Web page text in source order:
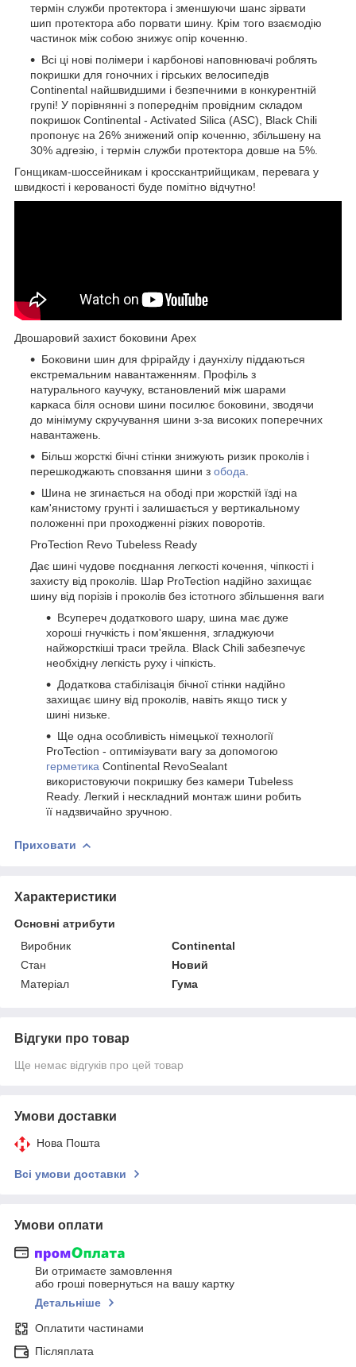
термін служби протектора і зменшуючи шанс зірвати
шип протектора або порвати шину. Крім того взаємодію
частинок між собою знижує опір коченню.
Всі ці нові полімери і карбонові наповнювачі роблять
покришки для гоночних і гірських велосипедів
Continental найшвидшими і безпечними в конкурентній
групі! У порівнянні з попереднім провідним складом
покришок Continental - Activated Silica (ASC), Black Chili
пропонує на 26% знижений опір коченню, збільшену на
30% адгезію, і термін служби протектора довше на 5%.
Гонщикам-шоссейникам і кросскантрийщикам, перевага у
швидкості і керованості буде помітно відчутно!
Двошаровий захист боковини Apex
Боковини шин для фрірайду і даунхілу піддаються
екстремальним навантаженням. Профіль з
натурального каучуку, встановлений між шарами
каркаса біля основи шини посилює боковини, зводячи
до мінімуму скручування шини з-за високих поперечних
навантажень.
Більш жорсткі бічні стінки знижують ризик проколів і
перешкоджають сповзання шини з обода
Шина не згинається на ободі при жорсткій їзді на
кам'янистому грунті і залишається у вертикальному
положенні при проходженні різких поворотів.
ProTection Revo Tubeless Ready
Дає шині чудове поєднання легкості кочення, чіпкості і
захисту від проколів. Шар ProTection надійно захищає
шину від порізів і проколів без істотного збільшення ваги
Всупереч додаткового шару, шина має дуже
хороші гнучкість і пом'якшення, згладжуючи
найжорсткіші траси трейла. Black Chili забезпечує
необхідну легкість руху і чіпкість.
Додаткова стабілізація бічної стінки надійно
захищає шину від проколів, навіть якщо тиск у
шині низьке.
Ще одна особливість німецької технології
ProTection - оптимізувати вагу за допомогою
герметика Continental RevoSealant
використовуючи покришку без камери Tubeless
Ready. Легкий і нескладний монтаж шини робить
її надзвичайно зручною.
Приховати
Характеристики
Основні атрибути
Виробник
Continental
Стан
Новий
Матеріал
Гума
Відгуки про товар
Ще немає відгуків про цей товар
Умови доставки
Нова Пошта
Всі умови доставки
Умови оплати
Ви отримаєте замовлення
або гроші повернуться на вашу картку
Детальніше
Оплатити частинами
Післяплата